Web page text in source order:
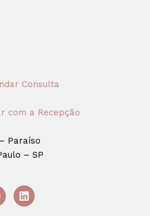
Consulta
com a Recepção
Paraíso
– SP